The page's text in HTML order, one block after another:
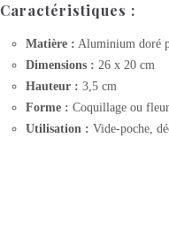
Caractéristiques :
Matière : Aluminium doré
Dimensions : 26 x 20 cm
Hauteur : 3,5 cm
Forme : Coquillage ou fleur
Utilisation : Vide-poche,